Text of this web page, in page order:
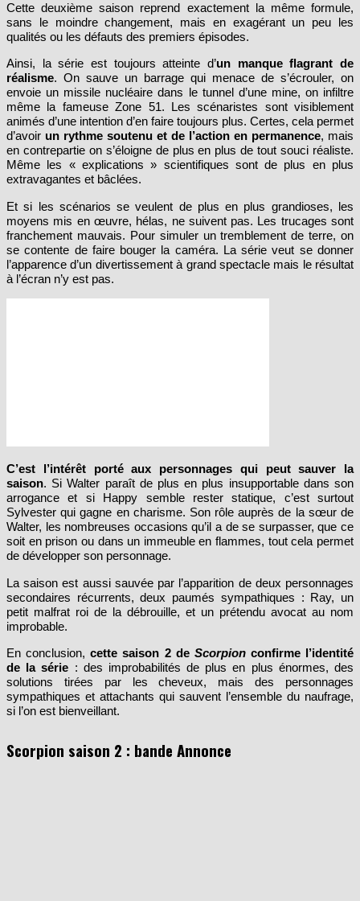
Cette deuxième saison reprend exactement la même formule,
sans le moindre changement, mais en exagérant un peu les
qualités ou les défauts des premiers épisodes.
Ainsi, la série est toujours atteinte d’un manque flagrant de
réalisme. On sauve un barrage qui menace de s’écrouler, on
envoie un missile nucléaire dans le tunnel d’une mine, on infiltre
même la fameuse Zone 51. Les scénaristes sont visiblement
animés d’une intention d’en faire toujours plus. Certes, cela permet
d’avoir un rythme soutenu et de l’action en permanence, mais
en contrepartie on s’éloigne de plus en plus de tout souci réaliste.
Même les « explications » scientifiques sont de plus en plus
extravagantes et bâclées.
Et si les scénarios se veulent de plus en plus grandioses, les
moyens mis en œuvre, hélas, ne suivent pas. Les trucages sont
franchement mauvais. Pour simuler un tremblement de terre, on
se contente de faire bouger la caméra. La série veut se donner
l’apparence d’un divertissement à grand spectacle mais le résultat
à l’écran n’y est pas.
C’est l’intérêt porté aux personnages qui peut sauver la
saison. Si Walter paraît de plus en plus insupportable dans son
arrogance et si Happy semble rester statique, c’est surtout
Sylvester qui gagne en charisme. Son rôle auprès de la sœur de
Walter, les nombreuses occasions qu’il a de se surpasser, que ce
soit en prison ou dans un immeuble en flammes, tout cela permet
de développer son personnage.
La saison est aussi sauvée par l’apparition de deux personnages
secondaires récurrents, deux paumés sympathiques : Ray, un
petit malfrat roi de la débrouille, et un prétendu avocat au nom
improbable.
En conclusion,cette saison 2 de Scorpionconfirme l’identité
de la série : des improbabilités de plus en plus énormes, des
solutions tirées par les cheveux, mais des personnages
sympathiques et attachants qui sauvent l’ensemble du naufrage,
si l’on est bienveillant.
Scorpion saison 2 : bande Annonce